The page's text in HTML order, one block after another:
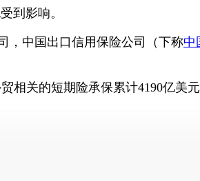
到影响。
中国出口信用保险公司（下称中
相关的短期险承保累计4190亿美